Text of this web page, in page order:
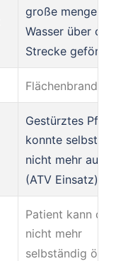
große mengen
Wasser über ca.
Strecke
Flächenbrand
Gestürztes Pferd
konnte
nicht mehr
(ATV Einsatz)
Patient kann die
nicht mehr
selbständig